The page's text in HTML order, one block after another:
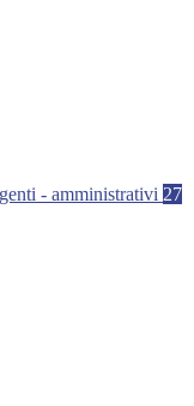
- amministrativi 27